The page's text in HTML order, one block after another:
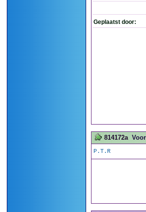
Geplaatst door:
814172a
P.T.R